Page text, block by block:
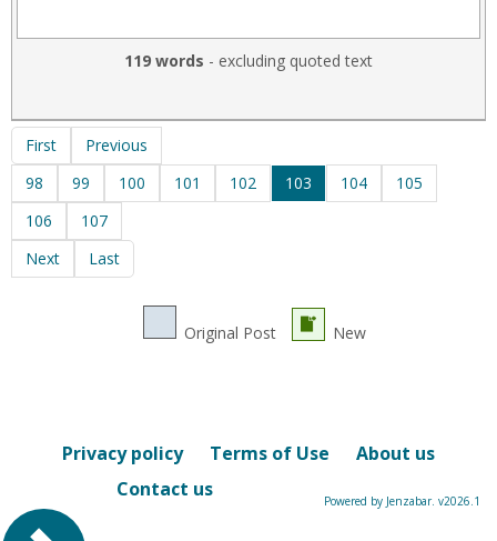
119 words - excluding quoted text
First
Previous
98
99 100 101 102 103 104
105
106
107
Next
Last
Original Post New
Privacy policy Terms of Use
About us
Contact us
Powered by Jenzabar. v2026.1